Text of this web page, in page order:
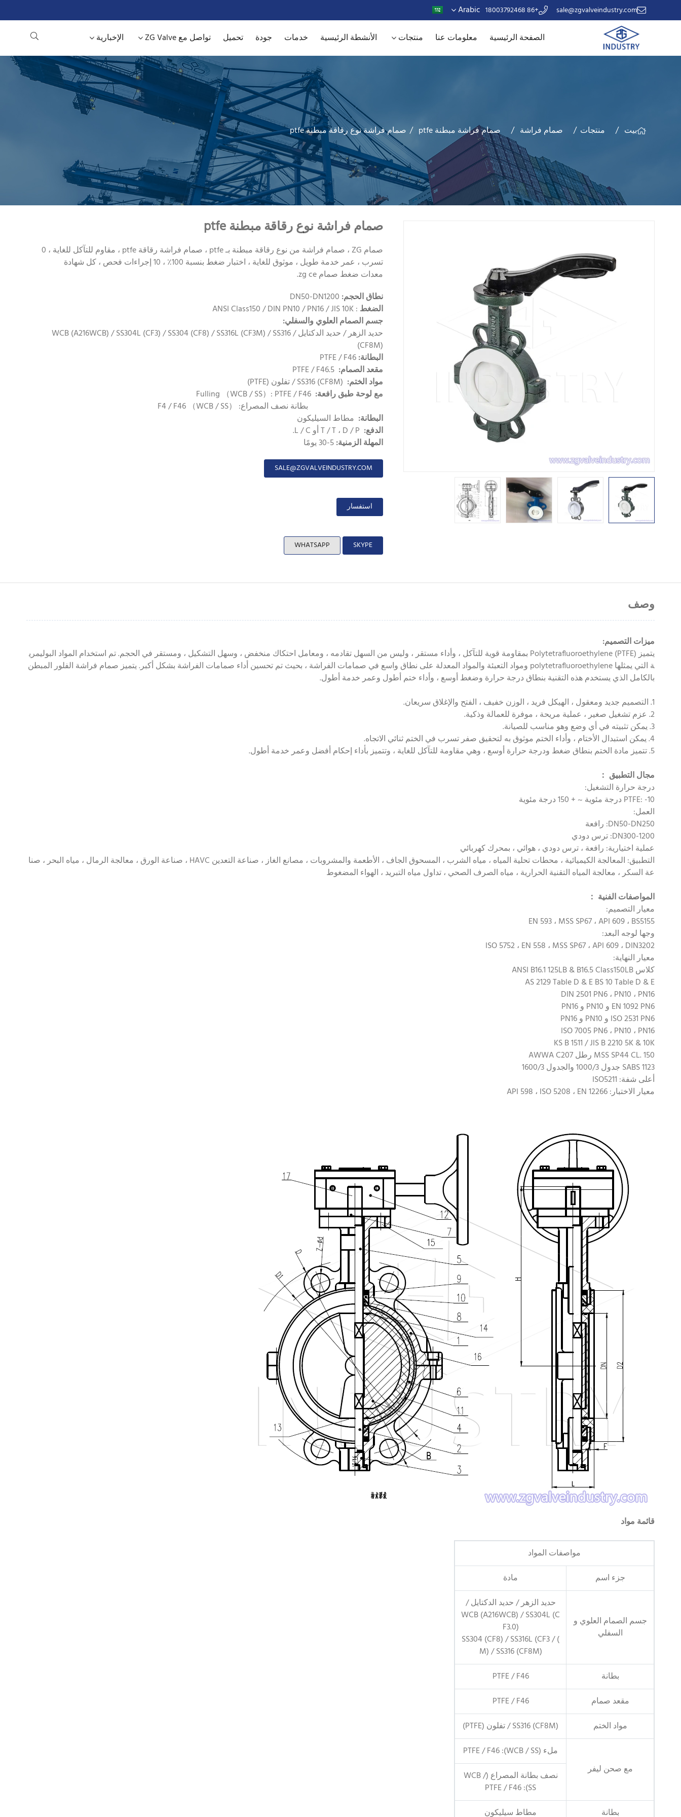
sale@zgvalveindustry.com
+86 18003792468
Arabic
الصفحة الرئيسية معلومات عنا منتجات الأنشطة الرئيسية خدمات جودة تحميل تواصل مع ZG Valve الإخبارية
بيت منتجات صمام فراشة صمام فراشة مبطنة ptfe صمام فراشة نوع رقاقة مبطنة ptfe
صمام فراشة نوع رقاقة مبطنة ptfe
صمام ZG ، صمام فراشة من نوع رقاقة مبطنة بـ ptfe ، صمام فراشة رقاقة ptfe ، مقاوم للتآكل للغاية ، 0
تسرب ، عمر خدمة طويل ، موثوق للغاية ، اختبار ضغط بنسبة 100٪ ، 10 إجراءات فحص ، كل شهادة
معدات ضغط صمام zg ce.
نطاق الحجم:
الضغط : ANSI Class150 / DIN PN10 / PN16 / JIS 10K
جسم الصمام العلوي والسفلي:
حديد الزهر / حديد الدكتايل / WCB (A216WCB) / SS304L (CF3) / SS304 (CF8) / SS316L (CF3M) / SS316
(CF8M)
البطانة:
مقعد الصمام:
مواد الختم:
مع لوحة طبق رافعة:
بطانة نصف المصراع: （WCB / SS） F4 / F46
البطانة: مطاط السيليكون
الدفع:
المهلة الزمنية:
SALE@ZGVALVEINDUSTRY.COM
استفسار
SKYPE
WHATSAPP
وصف
ميزات التصميم:
يتميز Polytetrafluoroethylene (PTFE) بمقاومة قوية للتآكل ، وأداء مستقر ، وليس من السهل تقادمه ، ومعامل احتكاك منخفض ، وسهل التشكيل ، ومستقر في الحجم. تم استخدام المواد البوليمري
ة التي يمثلها polytetrafluoroethylene ومواد التعبئة والمواد المعدلة على نطاق واسع في صمامات الفراشة ، بحيث تم تحسين أداء صمامات الفراشة بشكل أكبر. يتميز صمام فراشة الفلور المبطن
بالكامل الذي يستخدم هذه التقنية بنطاق درجة حرارة وضغط أوسع ، وأداء ختم أطول وعمر خدمة أطول.
1. التصميم جديد ومعقول ، الهيكل فريد ، الوزن خفيف ، الفتح والإغلاق سريعان.
2. عزم تشغيل صغير ، عملية مريحة ، موفرة للعمالة وذكية.
3. يمكن تثبيته في أي وضع وهو مناسب للصيانة.
4. يمكن استبدال الأختام ، وأداء الختم موثوق به لتحقيق صفر تسرب في الختم ثنائي الاتجاه.
5. تتميز مادة الختم بنطاق ضغط ودرجة حرارة أوسع ، وهي مقاومة للتآكل للغاية ، وتتميز بأداء إحكام أفضل وعمر خدمة أطول.
مجال التطبيق ：
درجة حرارة التشغيل:
PTFE: -10 درجة مئوية ~ + 150 درجة مئوية
العمل:
DN50-DN250: رافعة
DN300-1200: ترس دودي
عملية اختيارية: رافعة ، ترس دودي ، هوائي ، بمحرك كهربائي
التطبيق: المعالجة الكيميائية ، محطات تحلية المياه ، مياه الشرب ، المسحوق الجاف ، الأطعمة والمشروبات ، مصانع الغاز ، صناعة التعدين HAVC ، صناعة الورق ، معالجة الرمال ، مياه البحر ، صنا
عة السكر ، معالجة المياه التقنية الحرارية ، مياه الصرف الصحي ، تداول مياه التبريد ، الهواء المضغوط
المواصفات الفنية ：
معيار التصميم:
EN 593 ، MSS SP67 ، API 609 ، BS5155
وجها لوجه البعد:
ISO 5752 ، EN 558 ، MSS SP67 ، API 609 ، DIN3202
معيار النهاية:
كلاس ANSI B16.1 125LB & B16.5 Class150LB
AS 2129 Table D & E BS 10 Table D & E
DIN 2501 PN6 ، PN10 ، PN16
EN 1092 PN6 و PN10 و PN16
ISO 2531 PN6 و PN10 و PN16
ISO 7005 PN6 ، PN10 ، PN16
KS B 1511 / JIS B 2210 5K & 10K
MSS SP44 CL. 150 رطل AWWA C207
SABS 1123 جدول 1000/3 والجدول 1600/3
أعلى شفة: ISO5211
معيار الاختبار: API 598 ، ISO 5208 ، EN 12266
قائمة مواد
مواصفات المواد
جزء اسم
مادة
جسم الصمام العلوي و
السفلي
حديد الزهر / حديد الدكتايل /
WCB (A216WCB) / SS304L (C
F3.0)
) / SS304 (CF8) / SS316L (CF3
M) / SS316 (CF8M)
بطانة
PTFE / F46
مقعد صمام
PTFE / F46
مواد الختم
SS316 (CF8M) / تفلون (PTFE)
مع صحن ليفر
ملء (WCB / SS): PTFE / F46
نصف بطانة المصراع (WCB /
SS): PTFE / F46
بطانة
مطاط سيليكون